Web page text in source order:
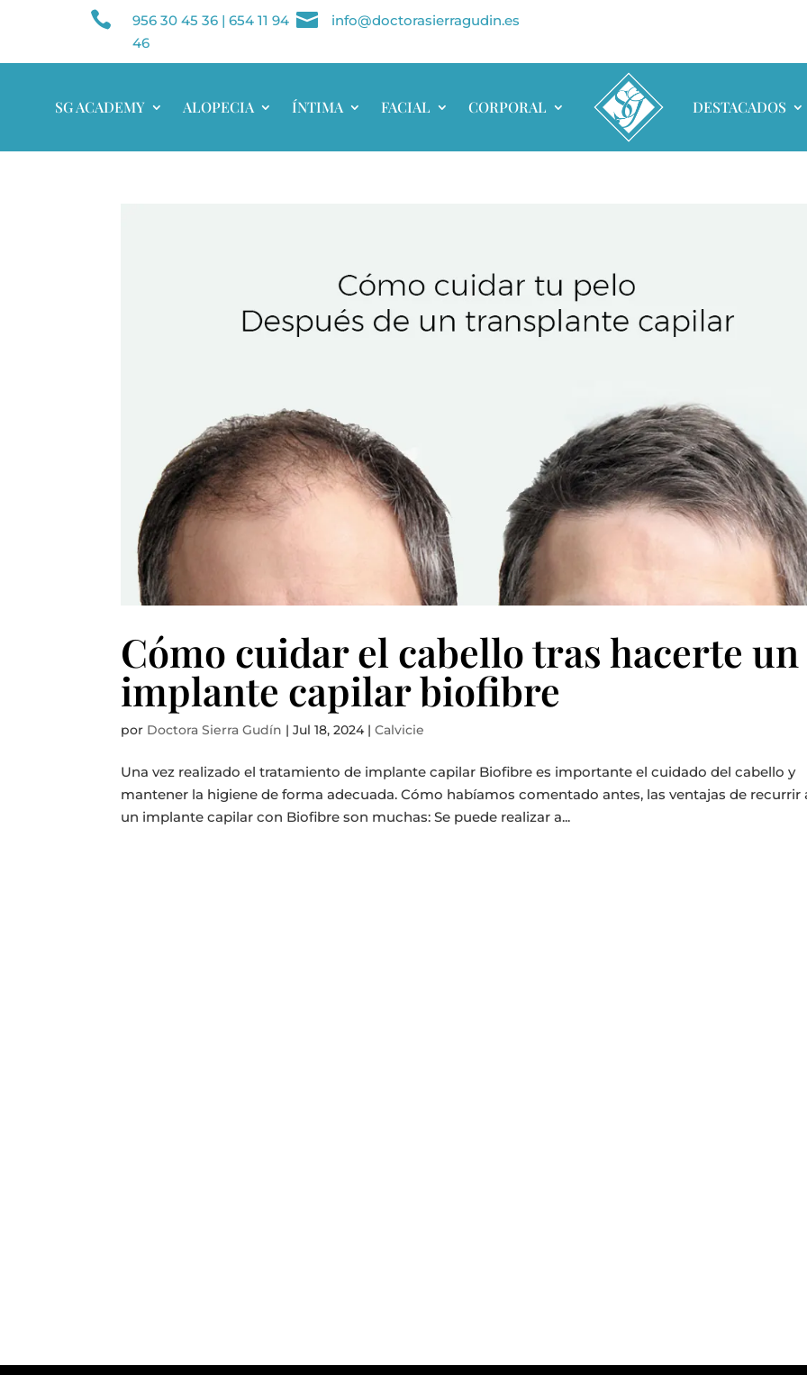
 956 30 45 36 |654 11 94
46
 info@doctorasierragudin.es
SG ACADEMY ALOPECIA ÍNTIMA FACIAL CORPORAL DESTACADOS
Cómo cuidar el cabello tras hacerte un
implante capilar biofibre
por Doctora Sierra Gudín |Jul 18, 2024|Calvicie
Una vez realizado el tratamiento de implante capilar Biofibre es importante el cuidado del cabello y
mantener la higiene de forma adecuada. Cómo habíamos comentado antes, las ventajas de recurrir
un implante capilar con Biofibre son muchas: Se puede realizar a...